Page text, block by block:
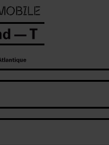
des cookies